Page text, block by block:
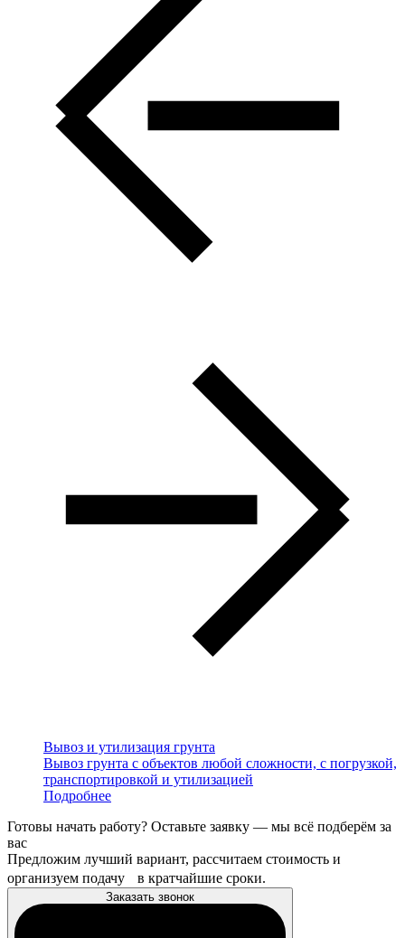
Вывоз и утилизация грунта
Вывоз грунта с объектов любой сложности, с погрузкой,
транспортировкой и утилизацией
Подробнее
Готовы начать работу? Оставьте заявку — мы всё подберём за
вас
Предложим лучший вариант, рассчитаем стоимость и
организуем подачу в кратчайшие сроки.
Заказать звонок